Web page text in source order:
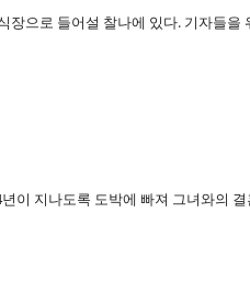
으로 들어설 찰나에 있다. 기자들을
이 지나도록 도박에 빠져 그녀와의